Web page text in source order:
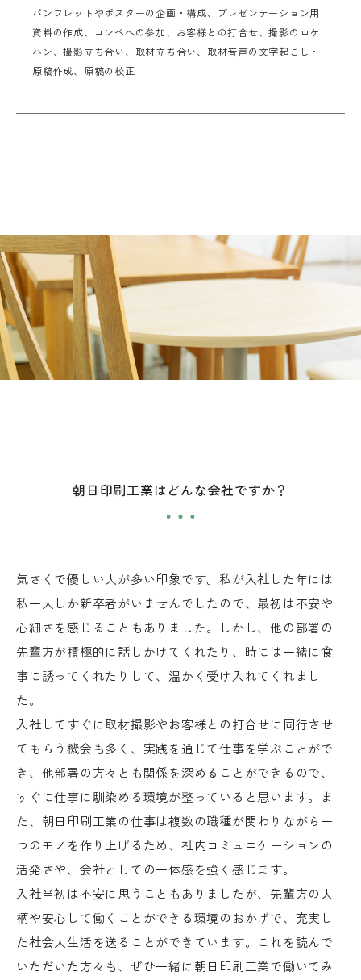
パンフレットやポスターの企画・構成、プレゼンテーション用
資料の作成、コンペへの参加、お客様との打合せ、撮影のロケ
ハン、撮影立ち合い、取材立ち合い、取材音声の文字起こし・
原稿作成、原稿の校正
朝日印刷工業はどんな会社ですか？
気さくで優しい人が多い印象です。私が入社した年には
私一人しか新卒者がいませんでしたので、最初は不安や
心細さを感じることもありました。しかし、他の部署の
先輩方が積極的に話しかけてくれたり、時には一緒に食
事に誘ってくれたりして、温かく受け入れてくれまし
た。
入社してすぐに取材撮影やお客様との打合せに同行させ
てもらう機会も多く、実践を通じて仕事を学ぶことがで
き、他部署の方々とも関係を深めることができるので、
すぐに仕事に馴染める環境が整っていると思います。ま
た、朝日印刷工業の仕事は複数の職種が関わりながら一
つのモノを作り上げるため、社内コミュニケーションの
活発さや、会社としての一体感を強く感じます。
入社当初は不安に思うこともありましたが、先輩方の人
柄や安心して働くことができる環境のおかげで、充実し
た社会人生活を送ることができています。これを読んで
いただいた方々も、ぜひ一緒に朝日印刷工業で働いてみ